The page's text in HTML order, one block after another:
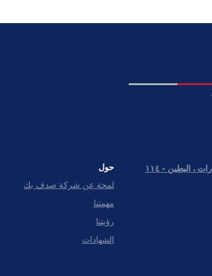
شارع بنى ياس خلف مبنى مواقف السيارات ، البطين - ١١٤
حول
لمحة عن شركة صدف بك
مهمتنا
رؤيتنا
الشهادات